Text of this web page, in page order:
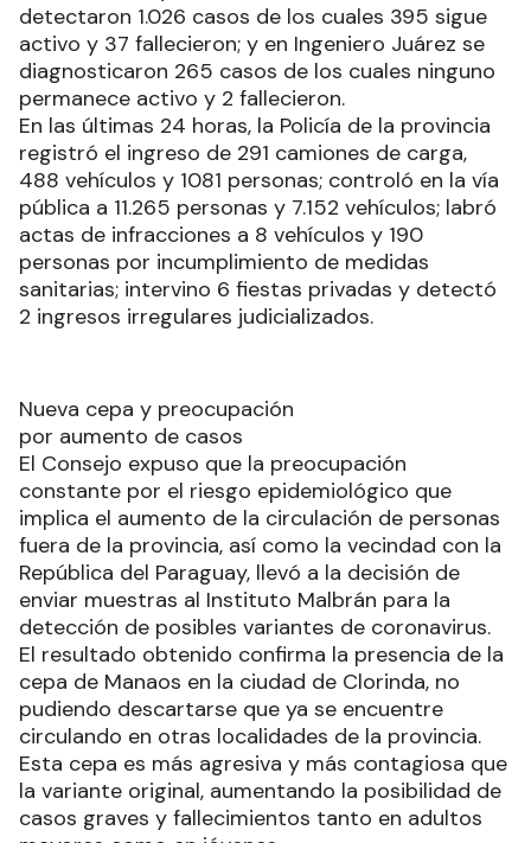
detectaron 1.026 casos de los cuales 395 sigue
activo y 37 fallecieron; y en Ingeniero Juárez se
diagnosticaron 265 casos de los cuales ninguno
permanece activo y 2 fallecieron.
En las últimas 24 horas, la Policía de la provincia
registró el ingreso de 291 camiones de carga,
488 vehículos y 1081 personas; controló en la vía
pública a 11.265 personas y 7.152 vehículos; labró
actas de infracciones a 8 vehículos y 190
personas por incumplimiento de medidas
sanitarias; intervino 6 fiestas privadas y detectó
2 ingresos irregulares judicializados.
Nueva cepa y preocupación
por aumento de casos
El Consejo expuso que la preocupación
constante por el riesgo epidemiológico que
implica el aumento de la circulación de personas
fuera de la provincia, así como la vecindad con la
República del Paraguay, llevó a la decisión de
enviar muestras al Instituto Malbrán para la
detección de posibles variantes de coronavirus.
El resultado obtenido confirma la presencia de la
cepa de Manaos en la ciudad de Clorinda, no
pudiendo descartarse que ya se encuentre
circulando en otras localidades de la provincia.
Esta cepa es más agresiva y más contagiosa que
la variante original, aumentando la posibilidad de
casos graves y fallecimientos tanto en adultos